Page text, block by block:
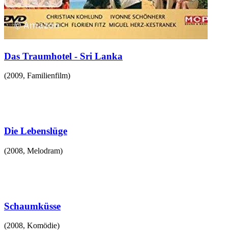
Das Traumhotel - Sri Lanka
(2009, Familienfilm)
Die Lebenslüge
(2008, Melodram)
Schaumküsse
(2008, Komödie)